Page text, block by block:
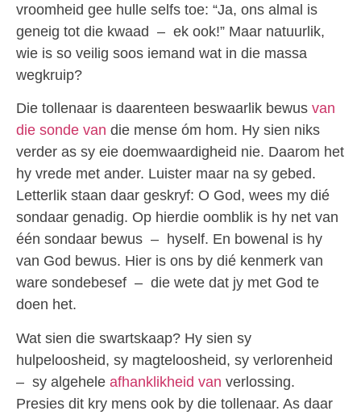
vroomheid gee hulle selfs toe: “Ja, ons almal is
geneig tot die kwaad – ek ook!” Maar natuurlik,
wie is so veilig soos iemand wat in die massa
wegkruip?
Die tollenaar is daarenteen beswaarlik bewus van
die sonde van die mense óm hom. Hy sien niks
verder as sy eie doemwaardigheid nie. Daarom het
hy vrede met ander. Luister maar na sy gebed.
Letterlik staan daar geskryf: O God, wees my dié
sondaar genadig. Op hierdie oomblik is hy net van
één sondaar bewus – hyself. En bowenal is hy
van God bewus. Hier is ons by dié kenmerk van
ware sondebesef – die wete dat jy met God te
doen het.
Wat sien die swartskaap? Hy sien sy
hulpeloosheid, sy magteloosheid, sy verlorenheid
– sy algehele afhanklikheid van verlossing.
Presies dit kry mens ook by die tollenaar. As daar